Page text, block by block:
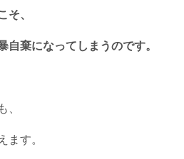
そ、
自棄になってしまうのです。
、
ます。